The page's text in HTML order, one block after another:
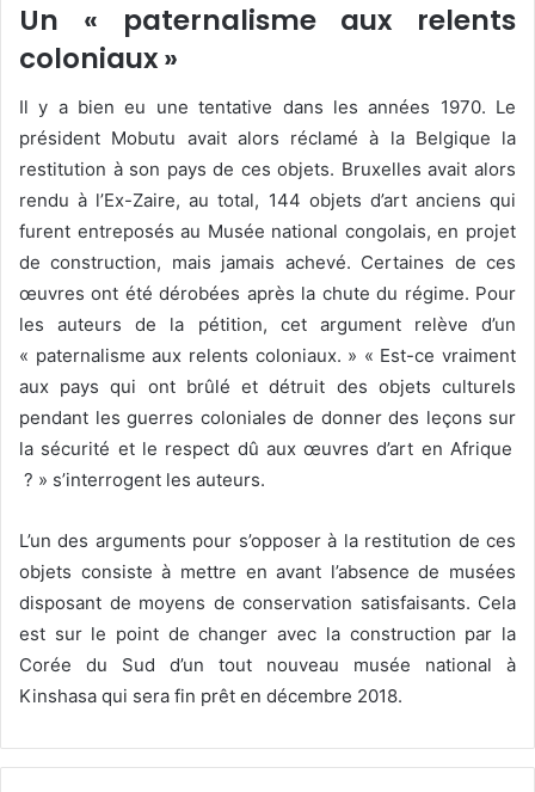
Un « paternalisme aux relents
coloniaux »
Il y a bien eu une tentative dans les années 1970. Le
président Mobutu avait alors réclamé à la Belgique la
restitution à son pays de ces objets. Bruxelles avait alors
rendu à l’Ex-Zaire, au total, 144 objets d’art anciens qui
furent entreposés au Musée national congolais, en projet
de construction, mais jamais achevé. Certaines de ces
œuvres ont été dérobées après la chute du ­régime. Pour
les auteurs de la pétition, cet argument relève d’un
« paternalisme aux relents coloniaux. » « Est-ce vraiment
aux pays qui ont brûlé et détruit des objets culturels
pendant les guerres coloniales de donner des leçons sur
la sécurité et le respect dû aux œuvres d’art en Afrique
? » s’interrogent les auteurs.
L’un des arguments pour s’opposer à la restitution de ces
objets consiste à mettre en avant ­l’absence de musées
disposant de moyens de conservation satisfaisants. Cela
est sur le point de changer avec la construction par la
Corée du Sud d’un tout nouveau musée national à
Kinshasa qui sera fin prêt en décembre 2018.